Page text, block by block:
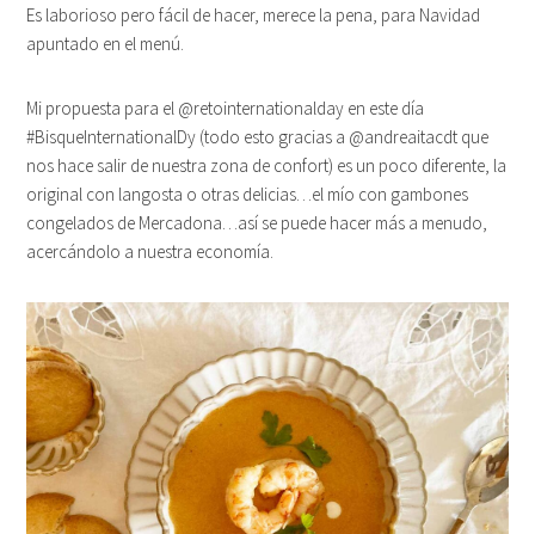
Es laborioso pero fácil de hacer, merece la pena, para Navidad
apuntado en el menú.
Mi propuesta para el @retointernationalday en este día
#BisqueInternationalDy (todo esto gracias a @andreaitacdt que
nos hace salir de nuestra zona de confort) es un poco diferente, la
original con langosta o otras delicias…el mío con gambones
congelados de Mercadona…así se puede hacer más a menudo,
acercándolo a nuestra economía.